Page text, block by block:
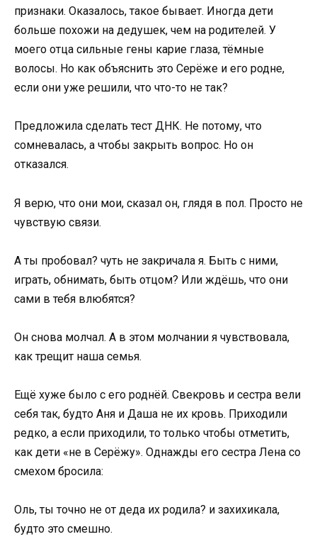
признаки. Оказалось, такое бывает. Иногда дети
больше похожи на дедушек, чем на родителей. У
моего отца сильные гены карие глаза, тёмные
волосы. Но как объяснить это Серёже и его родне,
если они уже решили, что что-то не так?
Предложила сделать тест ДНК. Не потому, что
сомневалась, а чтобы закрыть вопрос. Но он
отказался.
Я верю, что они мои, сказал он, глядя в пол. Просто не
чувствую связи.
А ты пробовал? чуть не закричала я. Быть с ними,
играть, обнимать, быть отцом? Или ждёшь, что они
сами в тебя влюбятся?
Он снова молчал. А в этом молчании я чувствовала,
как трещит наша семья.
Ещё хуже было с его роднёй. Свекровь и сестра вели
себя так, будто Аня и Даша не их кровь. Приходили
редко, а если приходили, то только чтобы отметить,
как дети «не в Серёжу». Однажды его сестра Лена со
смехом бросила:
Оль, ты точно не от деда их родила? и захихикала,
будто это смешно.